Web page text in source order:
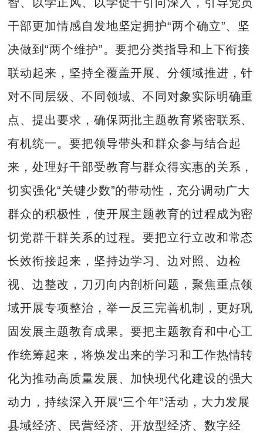
干部更加情感自发地坚定拥护“两个确立”、坚
决做到“两个维护”。要把分类指导和上下衔接
联动起来，坚持全覆盖开展、分领域推进，针
对不同层级、不同领域、不同对象实际明确重
点、提出要求，确保两批主题教育紧密联系、
有机统一。要把领导带头和群众参与结合起
来，处理好干部受教育与群众得实惠的关系，
切实强化“关键少数”的带动性，充分调动广大
群众的积极性，使开展主题教育的过程成为密
切党群干群关系的过程。要把立行立改和常态
长效衔接起来，坚持边学习、边对照、边检
视、边整改，刀刃向内剖析问题，聚焦重点领
域开展专项整治，举一反三完善机制，更好巩
固发展主题教育成果。要把主题教育和中心工
作统筹起来，将焕发出来的学习和工作热情转
化为推动高质量发展、加快现代化建设的强大
动力，持续深入开展“三个年”活动，大力发展
县域经济、民营经济、开放型经济、数字经